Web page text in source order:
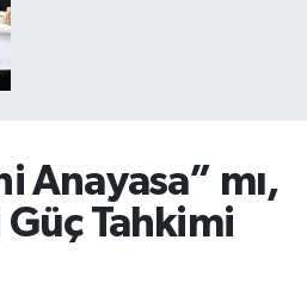
Anayasa” mı,
Güç Tahkimi